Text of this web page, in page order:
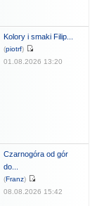
Kolory i smaki Filip...
(piotrf)
01.08.2026 13:20
Czarnogóra od gór
do...
(Franz)
08.08.2026 15:42